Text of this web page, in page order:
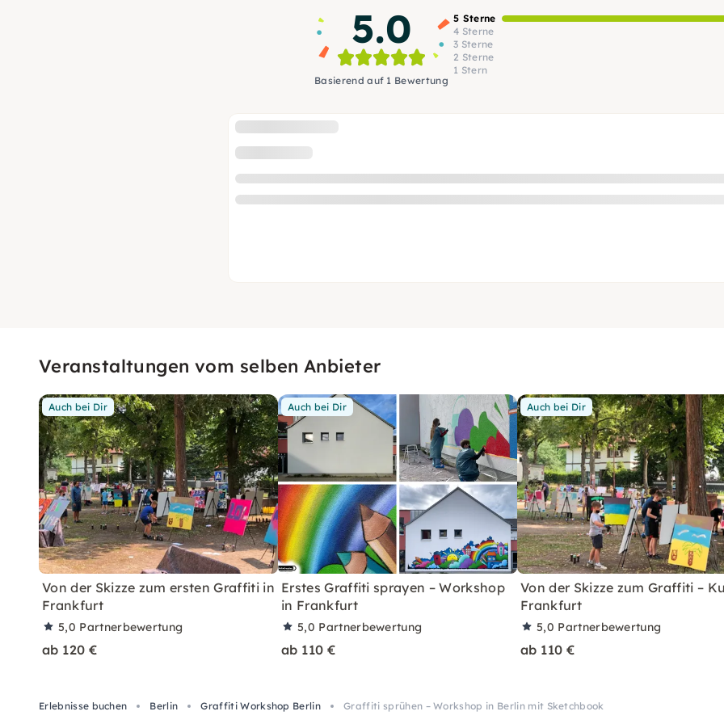
5.0
Basierend auf 1 Bewertung
5 Sterne
4 Sterne
3 Sterne
2 Sterne
1 Stern
Veranstaltungen vom selben Anbieter
Auch bei Dir
Von der Skizze zum ersten Graffiti in
Frankfurt
5,0 Partnerbewertung
ab 120 €
Auch bei Dir
Erstes Graffiti sprayen – Workshop
in Frankfurt
5,0 Partnerbewertung
ab 110 €
Auch bei Dir
Von der Skizze zum Graffiti –
Frankfurt
5,0 Partnerbewertung
ab 110 €
Erlebnisse buchen Berlin Graffiti Workshop Berlin
Graffiti sprühen – Workshop in Berlin mit Sketchbook